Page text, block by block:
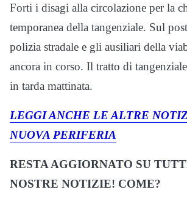
Forti i disagi alla circolazione per la
temporanea della tangenziale. Sul
polizia stradale e gli ausiliari della
ancora in corso. Il tratto di
in tarda mattinata.
LEGGI ANCHE LE ALTRE
NUOVA PERIFERIA
RESTA AGGIORNATO SU
NOSTRE NOTIZIE! COME?